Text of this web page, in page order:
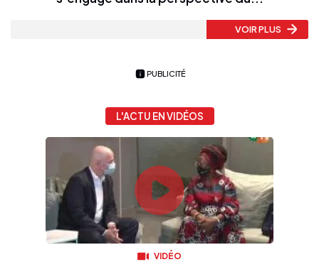
VOIR PLUS
PUBLICITÉ
L'ACTU EN VIDÉOS
VIDÉO